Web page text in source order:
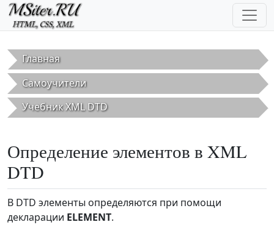
Перейти к основному содержанию
Главная
Самоучители
Учебник XML DTD
Определение элементов в XML
DTD
В DTD элементы определяются при помощи
декларации ELEMENT.